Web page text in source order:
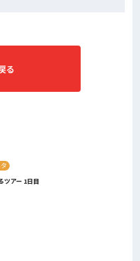
る
ツアー 1日目